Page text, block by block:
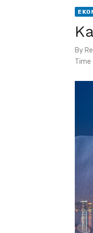
By
Time